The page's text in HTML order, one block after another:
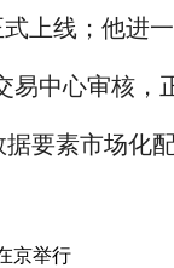
上线；他进
易中心审核
要素市场化